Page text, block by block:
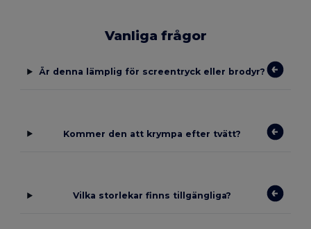
Vanliga frågor
Är denna lämplig för screentryck eller brodyr?
Kommer den att krympa efter tvätt?
Vilka storlekar finns tillgängliga?